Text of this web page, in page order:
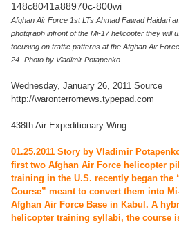
Afghan Air Force 1st LTs Ahmad Fawad Haidari
photgraph infront of the Mi-17 helicopter they will
focusing on traffic patterns at the Afghan Air
24. Photo by Vladimir Potapenko
Wednesday, January 26, 2011 Source
http://waronterrornews.typepad.com
438th Air Expeditionary Wing
01.25.2011 Story by Vladimir
first two Afghan Air Force helicopter
training in the U.S. recently began the
Course” meant to convert them into
Afghan Air Force Base in Kabul. A
helicopter training syllabi, the course